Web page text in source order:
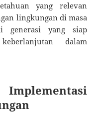
yang relevan
lingkungan di masa
generasi yang siap
dalam